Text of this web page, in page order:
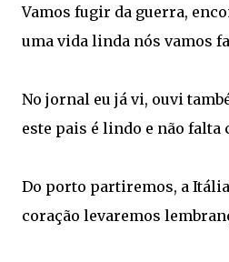
Vamos fugir da guerra,
uma vida linda nós vamos
No jornal eu já vi, ouvi
este pais é lindo e não falta
Do porto partiremos, a
coração levaremos